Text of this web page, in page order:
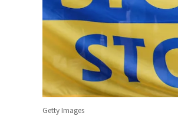
Getty Images